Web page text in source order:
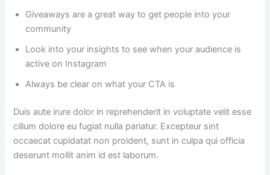
Giveaways are a great way to get people into your
community
Look into your insights to see when your audience is
active on Instagram
Always be clear on what your CTA is
Duis aute irure dolor in reprehenderit in voluptate velit esse
cillum dolore eu fugiat nulla pariatur. Excepteur sint
occaecat cupidatat non proident, sunt in culpa qui officia
deserunt mollit anim id est laborum.